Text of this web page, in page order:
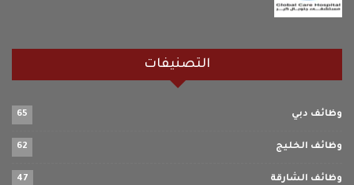
التصنيفات
وظائف دبي 65
وظائف الخليج 62
وظائف الشارقة 47